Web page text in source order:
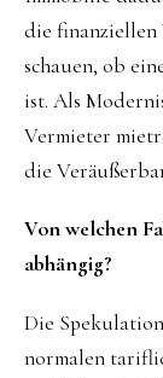
die
schauen, ob
ist. Als
Vermieter
die
Von welchen
abhängig?
Die
normalen